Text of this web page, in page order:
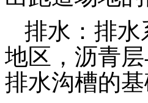
排水： 排水
地区，沥青
排水沟槽的